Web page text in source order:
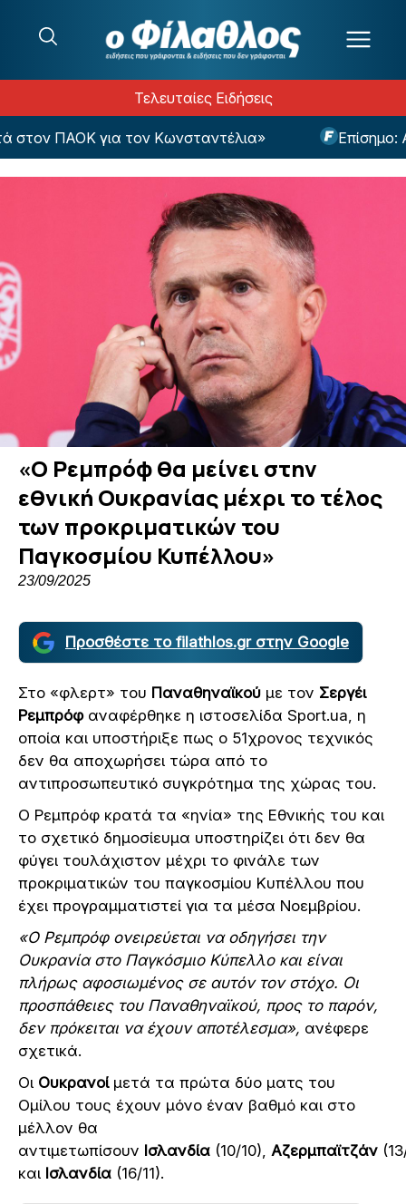
Τελευταίες Ειδήσεις
ΠΑΟΚ για τον Κωνσταντέλια» Επίσημο:
«Ο Ρεμπρόφ θα μείνει στην
εθνική Ουκρανίας μέχρι το τέλος
των προκριματικών του
Παγκοσμίου Κυπέλλου»
23/09/2025
Προσθέστε το filathlos.gr στην Google
Στο «φλερτ» του Παναθηναϊκού με τον Σεργέι
Ρεμπρόφ αναφέρθηκε η ιστοσελίδα Sport.ua, η
οποία και υποστήριξε πως ο 51χρονος τεχνικός
δεν θα αποχωρήσει τώρα από το
αντιπροσωπευτικό συγκρότημα της χώρας του.
Ο Ρεμπρόφ κρατά τα «ηνία» της Εθνικής του και
το σχετικό δημοσίευμα υποστηρίζει ότι δεν θα
φύγει τουλάχιστον μέχρι το φινάλε των
προκριματικών του παγκοσμίου Κυπέλλου που
έχει προγραμματιστεί για τα μέσα Νοεμβρίου.
«Ο Ρεμπρόφ ονειρεύεται να οδηγήσει την
Ουκρανία στο Παγκόσμιο Κύπελλο και είναι
πλήρως αφοσιωμένος σε αυτόν τον στόχο. Οι
προσπάθειες του Παναθηναϊκού, προς το παρόν,
δεν πρόκειται να έχουν αποτέλεσμα», ανέφερε
σχετικά.
Οι Ουκρανοί μετά τα πρώτα δύο ματς του
Ομίλου τους έχουν μόνο έναν βαθμό και στο
μέλλον θα
αντιμετωπίσουν Ισλανδία (10/10), Αζερμπαϊτζάν
και Ισλανδία (16/11).